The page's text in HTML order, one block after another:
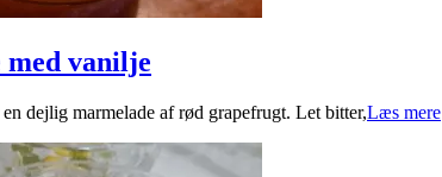
vanilje
dejlig marmelade af rød grapefrugt. Let bitter,Læs mere